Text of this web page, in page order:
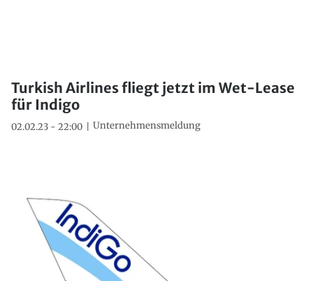
Turkish Airlines fliegt jetzt im Wet-Lease
für Indigo
02.02.23 - 22:00 Unternehmensmeldung